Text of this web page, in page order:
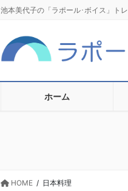
池本美代子の「ラポール･ボイス」ト
ホーム
HOME 日本料理